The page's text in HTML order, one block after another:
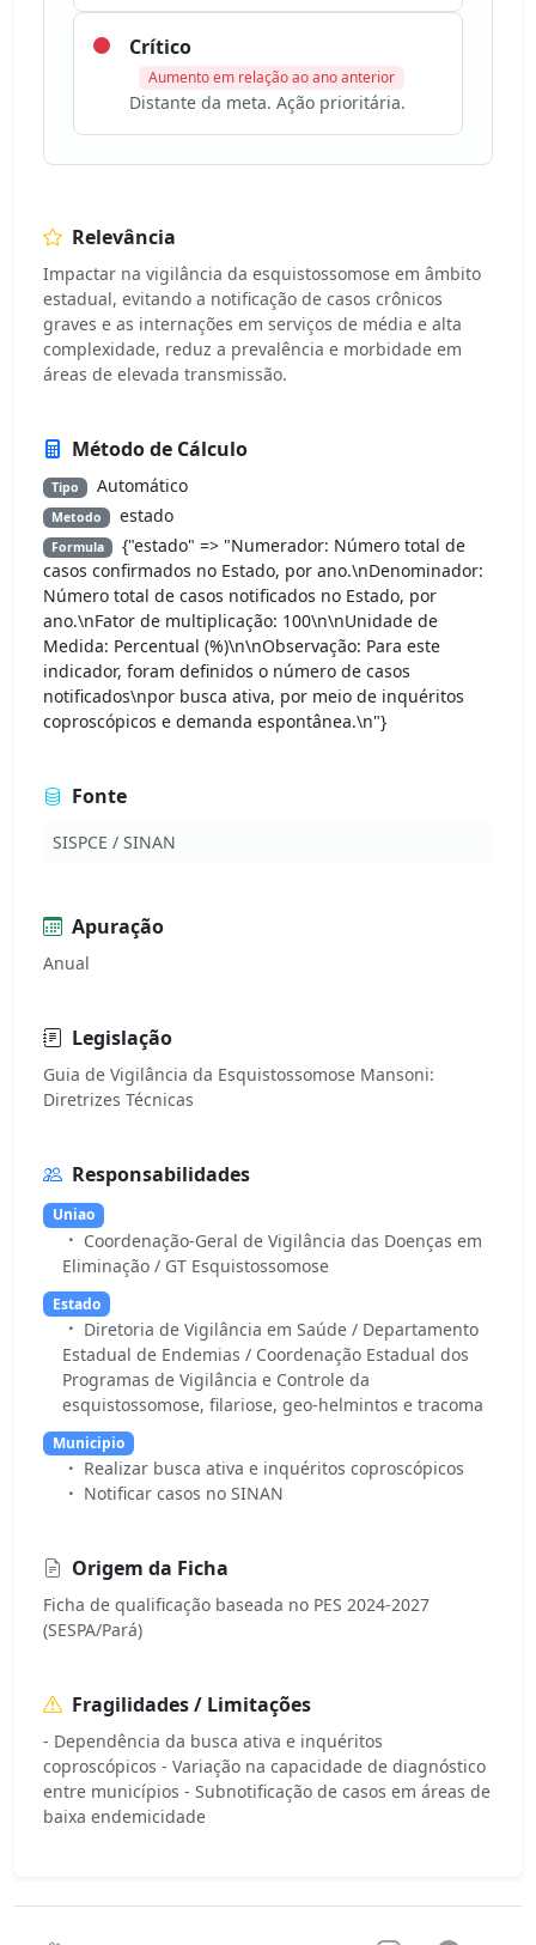
Crítico
Aumento em relação ao ano anterior
Distante da meta. Ação prioritária.
Relevância
Impactar na vigilância da esquistossomose em âmbito
estadual, evitando a notificação de casos crônicos
graves e as internações em serviços de média e alta
complexidade, reduz a prevalência e morbidade em
áreas de elevada transmissão.
Método de Cálculo
Tipo Automático
Metodo estado
Formula
{"estado" => "Numerador: Número total de
casos confirmados no Estado, por ano.\nDenominador:
Número total de casos notificados no Estado, por
ano.\nFator de multiplicação: 100\n\nUnidade de
Medida: Percentual (%)\n\nObservação: Para este
indicador, foram definidos o número de casos
notificados\npor busca ativa, por meio de inquéritos
coproscópicos e demanda espontânea.\n"}
Fonte
SISPCE / SINAN
Apuração
Anual
Legislação
Guia de Vigilância da Esquistossomose Mansoni:
Responsabilidades
Uniao
Coordenação-Geral de Vigilância das Doenças em
Eliminação / GT Esquistossomose
Estado
Diretoria de Vigilância em Saúde / Departamento
Estadual de Endemias / Coordenação Estadual dos
Programas de Vigilância e Controle da
esquistossomose, filariose, geo-helmintos e tracoma
Municipio
Realizar busca ativa e inquéritos coproscópicos
Notificar casos no SINAN
Origem da Ficha
Ficha de qualificação baseada no PES 2024-2027
(SESPA/Pará)
Fragilidades / Limitações
- Dependência da busca ativa e inquéritos
coproscópicos - Variação na capacidade de diagnóstico
entre municípios - Subnotificação de casos em áreas de
baixa endemicidade